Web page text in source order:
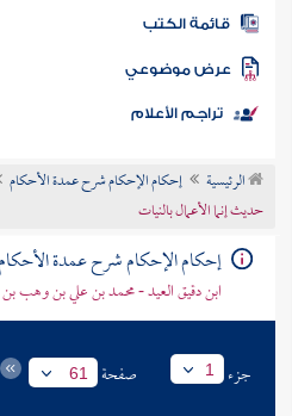
المكتبة
الكتب
موضوعي
تراجم الأعلام
الرئيسية إحكام الإحكام شرح عمدة الأحكام
حديث إنما الأعمال بالنيات
إحكام الإحكام شرح عمدة
ابن دقيق العيد - محمد بن علي بن وهب
جزء 1 صفحة 61